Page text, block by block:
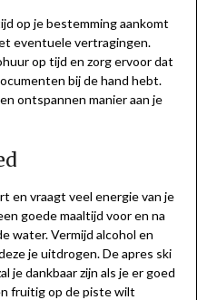
op je bestemming aankomt
eventuele vertragingen.
op tijd en zorg ervoor dat
bij de hand hebt.
ontspannen manier aan je
en vraagt veel energie van je
goede maaltijd voor en na
water. Vermijd alcohol en
je uitdrogen. De apres ski
je dankbaar zijn als je er goed
fruitig op de piste wilt